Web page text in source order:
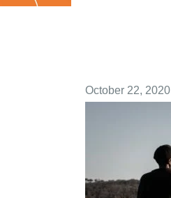
October 22, 2020